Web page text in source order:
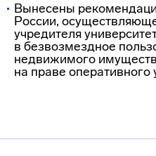
Вынесены
России,
учредителя
в безвозмездное
недвижимого
на праве оперативного